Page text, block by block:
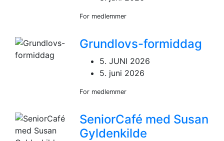
For medlemmer
Grundlovs-formiddag
5. JUNI 2026
5. juni 2026
For medlemmer
SeniorCafé med Susan
Gyldenkilde